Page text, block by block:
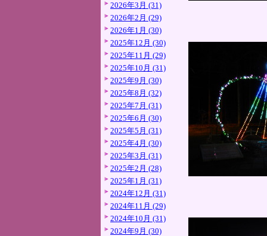
2026年3月 (31)
2026年2月 (29)
2026年1月 (30)
2025年12月 (30)
2025年11月 (29)
2025年10月 (31)
2025年9月 (30)
2025年8月 (32)
2025年7月 (31)
2025年6月 (30)
2025年5月 (31)
2025年4月 (30)
2025年3月 (31)
2025年2月 (28)
2025年1月 (31)
2024年12月 (31)
2024年11月 (29)
2024年10月 (31)
2024年9月 (30)